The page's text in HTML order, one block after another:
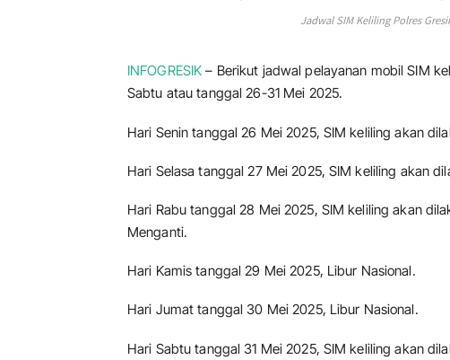
Jadwal SIM Keliling Polres
INFOGRESIK – Berikut jadwal pelayanan mobil SIM
Sabtu atau tanggal 26-31 Mei 2025.
Hari Senin tanggal 26 Mei 2025, SIM keliling akan
Hari Selasa tanggal 27 Mei 2025, SIM keliling akan
Hari Rabu tanggal 28 Mei 2025, SIM keliling akan
Menganti.
Hari Kamis tanggal 29 Mei 2025, Libur Nasional.
Hari Jumat tanggal 30 Mei 2025, Libur Nasional.
Hari Sabtu tanggal 31 Mei 2025, SIM keliling akan